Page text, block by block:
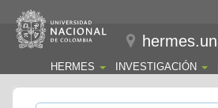
HERMES INVESTIGACIÓN